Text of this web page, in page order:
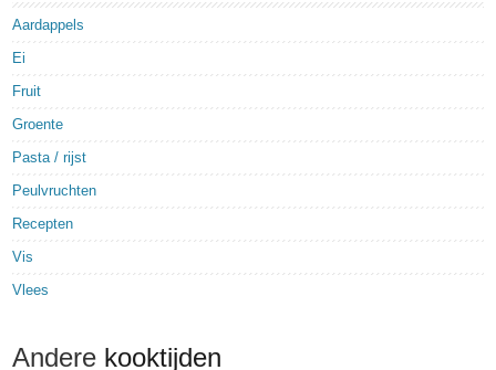
Aardappels
Ei
Fruit
Groente
Pasta / rijst
Peulvruchten
Recepten
Vis
Vlees
Andere kooktijden